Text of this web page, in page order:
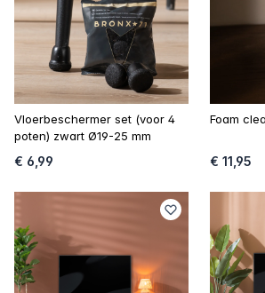
Vloerbeschermer set (voor 4
poten) zwart Ø19-25 mm
€ 6,99
Foam
€ 11,95